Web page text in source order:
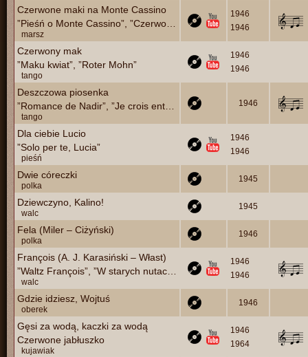
Czerwone maki na Monte Cassino
marsz
1946
1946
Czerwony mak
”Maku kwiat”, ”Roter Mohn”
tango
1946
1946
Deszczowa piosenka
tango
1946
Dla ciebie Lucio
”Solo per te, Lucia”
pieśń
1946
1946
Dwie córeczki
polka
1945
Dziewczyno, Kalino!
walc
1945
Fela (Miler – Ciżyński)
polka
1946
François (A. J. Karasiński – Włast)
walc
1946
1946
Gdzie idziesz, Wojtuś
oberek
1946
Gęsi za wodą, kaczki za wodą
Czerwone jabłuszko
kujawiak
1946
1964